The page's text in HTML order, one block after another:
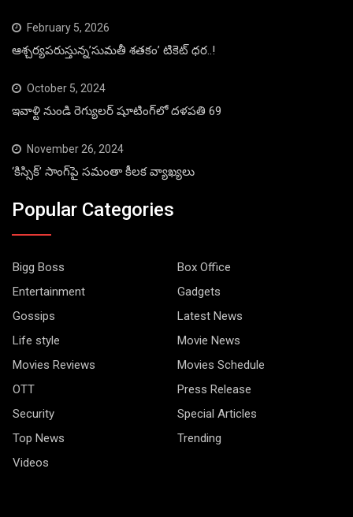
February 5, 2026
ఆశ్చర్యపరుస్తున్న’సుమతీ శతకం’ టికెట్ ధర..!
October 5, 2024
ఇవాళ్టి నుండి రెగ్యులర్ షూటింగ్‌లో దళపతి 69
November 26, 2024
‘కిస్సిక్’ సాంగ్‌పై సమంతా కీలక వ్యాఖ్యలు
Popular Categories
Bigg Boss
Box Office
Entertainment
Gadgets
Gossips
Latest News
Life style
Movie News
Movies Reviews
Movies Schedule
OTT
Press Release
Security
Special Articles
Top News
Trending
Videos